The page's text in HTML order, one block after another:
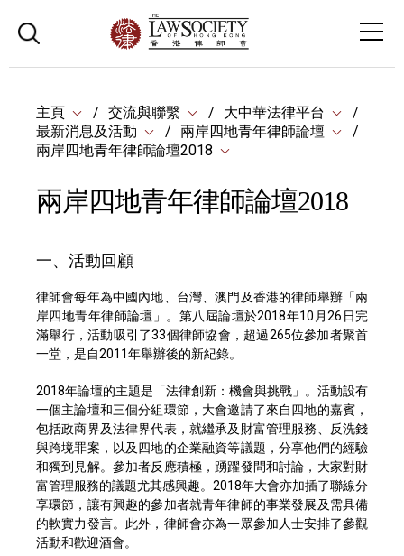
主頁 交流與聯繫
大中華法律平台
最新消息及活動
兩岸四地青年律師論壇
兩岸四地青年律師論壇2018
兩岸四地青年律師論壇2018
一、活動回顧
律師會每年為中國內地、台灣、澳門及香港的律師舉辦「兩
岸四地青年律師論壇」。第八屆論壇於2018年10月26日完
滿舉行，活動吸引了33個律師協會，超過265位參加者聚首
一堂，是自2011年舉辦後的新紀錄。
2018年論壇的主題是「法律創新：機會與挑戰」。活動設有
一個主論壇和三個分組環節，大會邀請了來自四地的嘉賓，
包括政商界及法律界代表，就繼承及財富管理服務、反洗錢
與跨境罪案，以及四地的企業融資等議題，分享他們的經驗
和獨到見解。參加者反應積極，踴躍發問和討論，大家對財
富管理服務的議題尤其感興趣。2018年大會亦加插了聯線分
享環節，讓有興趣的參加者就青年律師的事業發展及需具備
的軟實力發言。此外，律師會亦為一眾參加人士安排了參觀
活動和歡迎酒會。